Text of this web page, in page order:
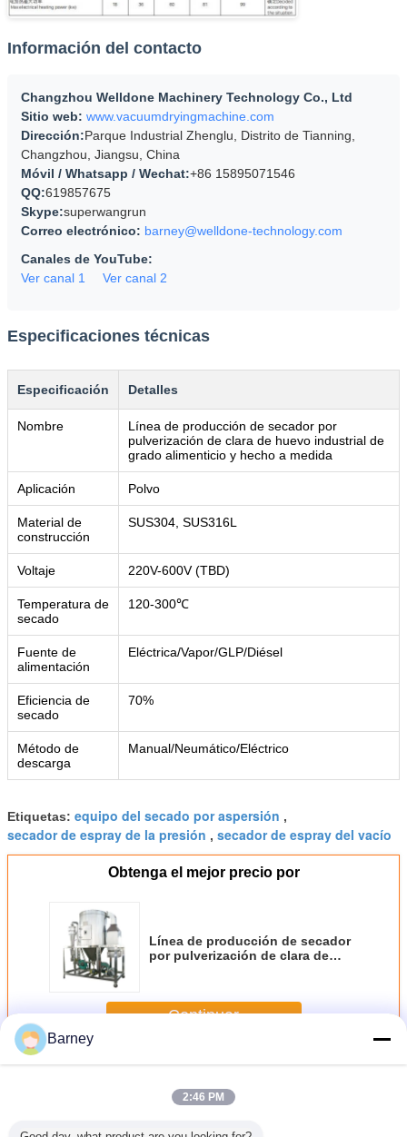
Información del contacto
Changzhou Welldone Machinery Technology Co., Ltd
Sitio web: www.vacuumdryingmachine.com
Dirección:Parque Industrial Zhenglu, Distrito de Tianning,
Changzhou, Jiangsu, China
Móvil / Whatsapp / Wechat:+86 15895071546
QQ:619857675
Skype:superwangrun
Correo electrónico: barney@welldone-technology.com
Canales de YouTube:
Ver canal 1
Ver canal 2
Especificaciones técnicas
Especificación Detalles
Nombre
Línea de producción de secador por
pulverización de clara de huevo industrial de
grado alimenticio y hecho a medida
Aplicación Polvo
Material de
construcción
SUS304, SUS316L
Voltaje 220V-600V (TBD)
Temperatura de
secado
120-300℃
Fuente de
alimentación
Eléctrica/Vapor/GLP/Diésel
Eficiencia de
secado
70%
Método de
descarga
Manual/Neumático/Eléctrico
Etiquetas: equipo del secado por aspersión ,
secador de espray de la presión , secador de espray del vacío
Obtenga el mejor precio por
Línea de producción de secador
por pulverización de clara de
Continuar
MásMáquina del secado por aspersión
Barney
2:46 PM